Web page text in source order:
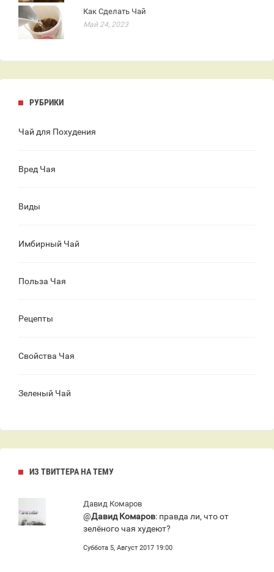
Как Сделать Чай
Май 24, 2023
РУБРИКИ
Чай для Похудения
Вред Чая
Виды
Имбирный Чай
Польза Чая
Рецепты
Свойства Чая
Зеленый Чай
ИЗ ТВИТТЕРА НА ТЕМУ
Давид Комаров
@Давид Комаров: правда ли, что от
зелёного чая худеют?
Суббота 5, Август 2017 19:00